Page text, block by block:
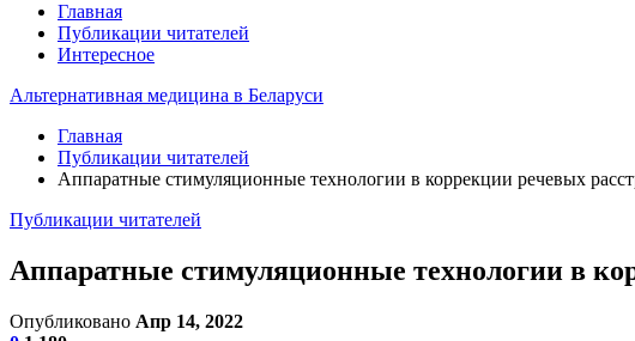
Главная
Публикации читателей
Интересное
Альтернативная медицина в Беларуси
Главная
Публикации читателей
Аппаратные стимуляционные технологии в коррекции речевых
Публикации читателей
Аппаратные стимуляционные технологии в
Опубликовано Апр 14, 2022